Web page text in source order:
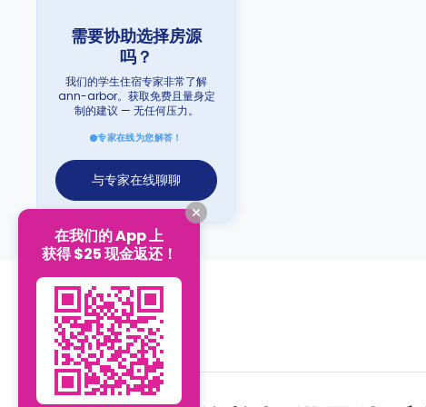
需要协助选择房源
吗？
我们的学生住宿专家非常了解
ann-arbor。获取免费且量身定
制的建议 — 无任何压力。
专家在线为您解答！
与专家在线聊聊
在我们的 App 上
获得 $25 现金返还！